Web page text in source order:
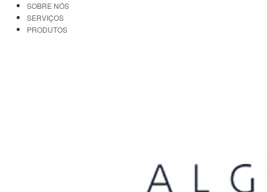
SOBRE NÓS
SERVIÇOS
PRODUTOS